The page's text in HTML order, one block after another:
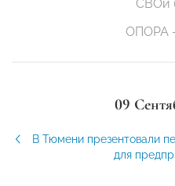
СВОй
ОПОРА
09
В Тюмени презентовали
для